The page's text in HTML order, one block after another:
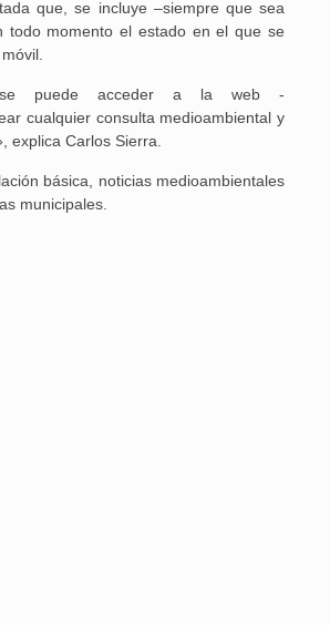
que, se incluye –siempre que sea
todo momento el estado en el que se
se puede acceder a la web -
cualquier consulta medioambiental y
explica Carlos Sierra.
básica, noticias medioambientales
municipales.